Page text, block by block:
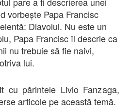
vorbește Papa Francisc
Diavolul. Nu este un
Papa Francisc îl descrie ca
nu trebuie să fie naivi,
lui.
cu părintele Livio Fanzaga,
articole pe această temă.